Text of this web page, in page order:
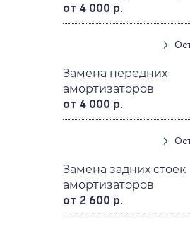
от 4 000 р.
Замена передних
амортизаторов
от 4 000 р.
Замена задних стоек
амортизаторов
от 2 600 р.